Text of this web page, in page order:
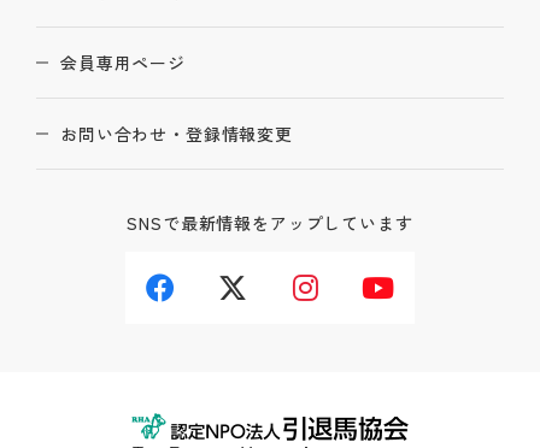
会員専用ページ
お問い合わせ・登録情報変更
SNSで最新情報をアップしています